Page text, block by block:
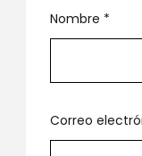
Nombre *
Correo